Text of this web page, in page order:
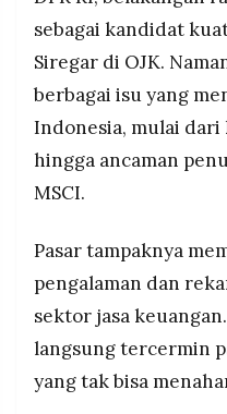
sebagai kandidat
Siregar di OJK.
berbagai isu yang
Indonesia, mulai dari
hingga ancaman
MSCI.
Pasar tampaknya
pengalaman dan
sektor jasa
langsung tercermin
yang tak bisa